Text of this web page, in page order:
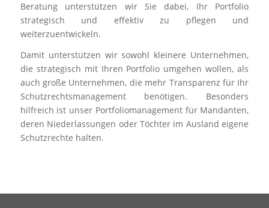
Beratung unterstützen wir Sie dabei, Ihr Portfolio
strategisch und effektiv zu pflegen und
weiterzuentwickeln.
Damit unterstützen wir sowohl kleinere Unternehmen,
die strategisch mit Ihren Portfolio umgehen wollen, als
auch große Unternehmen, die mehr Transparenz für Ihr
Schutzrechtsmanagement benötigen. Besonders
hilfreich ist unser Portfoliomanagement für Mandanten,
deren Niederlassungen oder Töchter im Ausland eigene
Schutzrechte halten.